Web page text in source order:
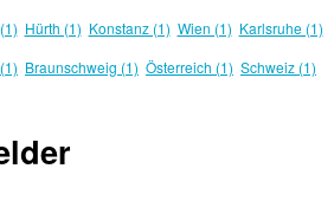
Hürth (1) Konstanz (1) Wien (1) Karlsruhe (1)
Braunschweig (1) Österreich (1) Schweiz (1)